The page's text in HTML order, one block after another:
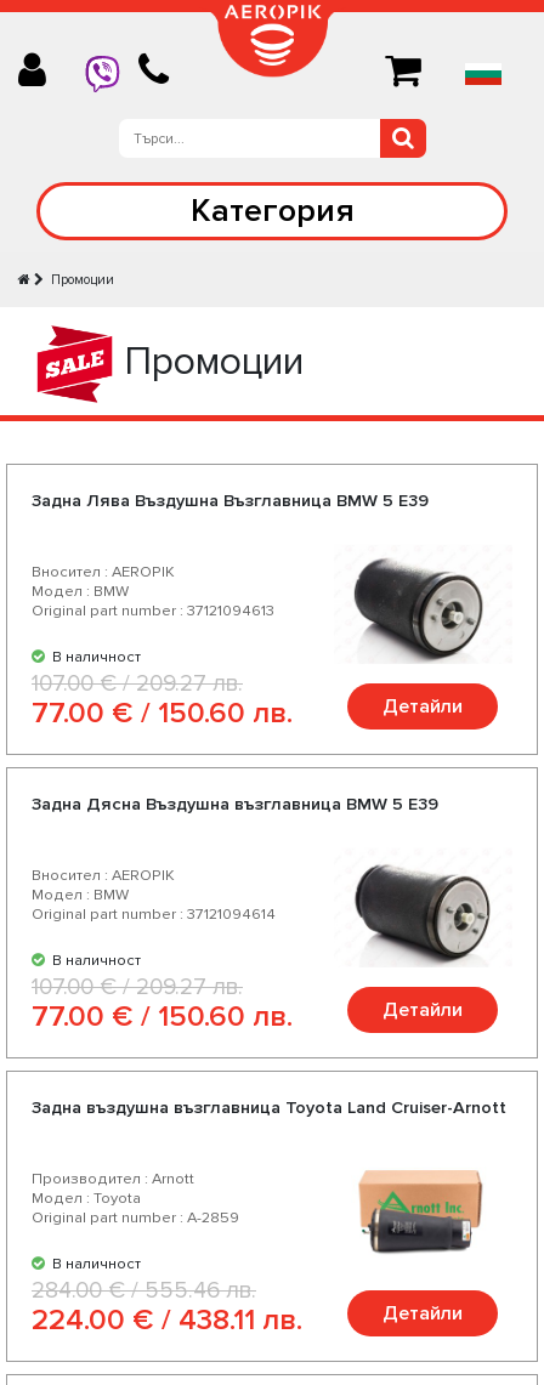
Категория
Промоции
Промоции
Заднa Лява Въздушнa Възглавницa BMW 5 E39
Вносител : AEROPIK
Модел : BMW
Original part number : 37121094613
В наличност
107.00 € / 209.27 лв.
77.00 € / 150.60 лв. Детайли
Задна Дясна Въздушнa възглавницa BMW 5 E39
Вносител : AEROPIK
Модел : BMW
Original part number : 37121094614
В наличност
107.00 € / 209.27 лв.
77.00 € / 150.60 лв. Детайли
Задна въздушна възглавница Toyota Land Cruiser-Arnott
Производител : Arnott
Модел : Toyota
Original part number : A-2859
В наличност
284.00 € / 555.46 лв.
224.00 € / 438.11 лв. Детайли